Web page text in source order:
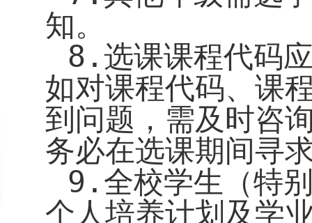
知。
8 . 选课课程代码
如对课程代码、课
到问题，需及时咨
务必在选课期间寻
9 . 全校学生（特
个人培养计划及学